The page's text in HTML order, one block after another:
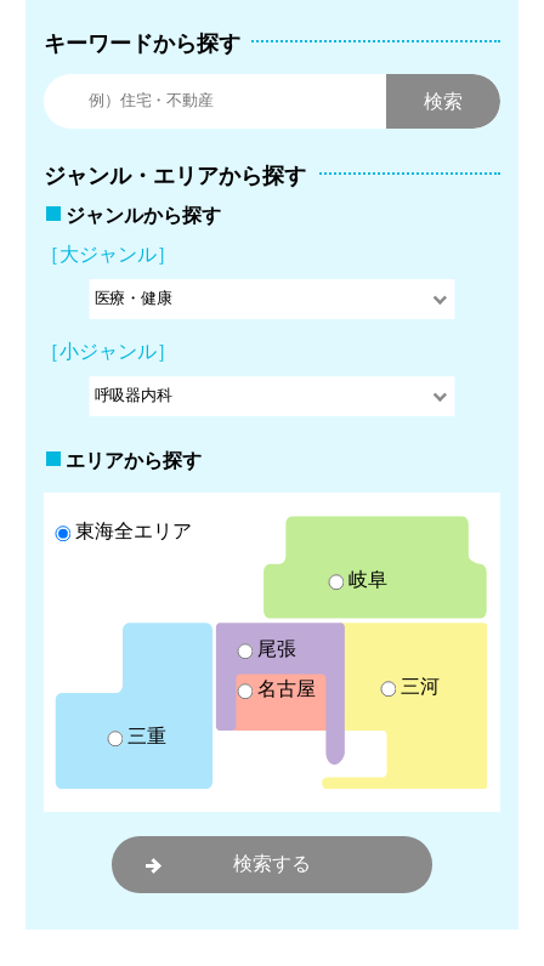
キーワードから探す
ジャンル・エリアから探す
ジャンルから探す
［大ジャンル］
［小ジャンル］
エリアから探す
東海全エリア
岐阜
三重
尾張
名古屋
三河